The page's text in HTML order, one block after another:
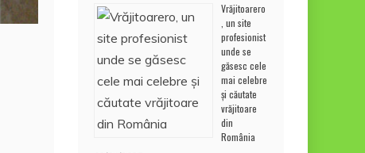
Vrăjitoarero
, un site
profesionist
unde se
găsesc cele
mai celebre
și căutate
vrăjitoare
din
România